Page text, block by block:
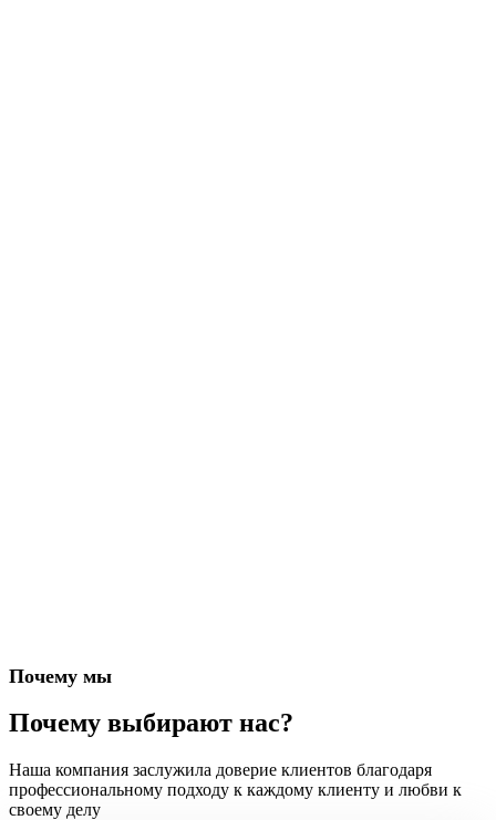
Почему мы
Почему выбирают нас?
Наша компания заслужила доверие клиентов благодаря
профессиональному подходу к каждому клиенту и любви к
своему делу